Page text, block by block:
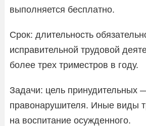
выполняется бесплатно.
Срок: длительность
исправительной трудовой
более трех триместров в году.
Задачи: цель принудительных
правонарушителя. Иные виды
на воспитание осужденного.